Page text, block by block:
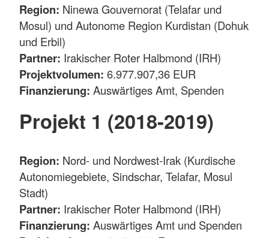
Region: Ninewa Gouvernorat (Telafar und
Mosul) und Autonome Region Kurdistan (Dohuk
und Erbil)
Partner: Irakischer Roter Halbmond (IRH)
Projektvolumen: 6.977.907,36 EUR
Finanzierung: Auswärtiges Amt, Spenden
Projekt 1 (2018-2019)
Region: Nord- und Nordwest-Irak (Kurdische
Autonomiegebiete, Sindschar, Telafar, Mosul
Stadt)
Partner: Irakischer Roter Halbmond (IRH)
Finanzierung: Auswärtiges Amt und Spenden